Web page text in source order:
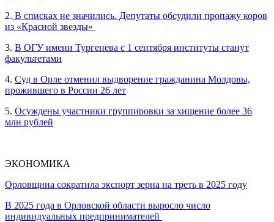
2. В списках не значились. Депутаты обсудили пропажу коров
из «Красной звезды»
3. В ОГУ имени Тургенева с 1 сентября институты станут
факультетами
4. Суд в Орле отменил выдворение гражданина Молдовы,
прожившего в России 26 лет
5. Осуждены участники группировки за хищение более 36
млн рублей
ЭКОНОМИКА
Орловщина сократила экспорт зерна на треть в 2025 году
В 2025 года в Орловской области выросло число
индивидуальных предпринимателей